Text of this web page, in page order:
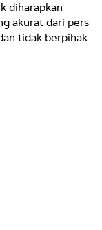
diharapkan
akurat dari pers
tidak berpihak